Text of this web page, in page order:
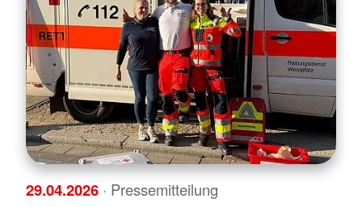
29.04.2026 · Pressemitteilung